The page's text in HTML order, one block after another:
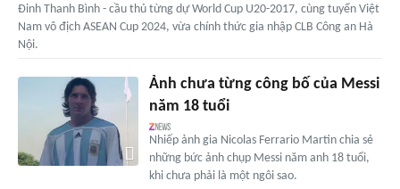
Đinh Thanh Bình - cầu thủ từng dự World Cup U20-2017, cùng tuyển Việt
Nam vô địch ASEAN Cup 2024, vừa chính thức gia nhập CLB Công an Hà
Nội.
Ảnh chưa từng công bố của Messi
năm 18 tuổi
Nhiếp ảnh gia Nicolas Ferrario Martin chia sẻ
những bức ảnh chụp Messi năm anh 18 tuổi,
khi chưa phải là một ngôi sao.